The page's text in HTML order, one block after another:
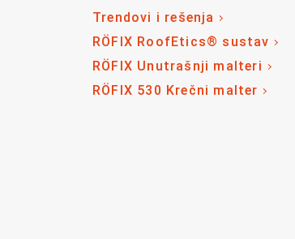
Trendovi i rešenja
RÖFIX RoofEtics® sustav
RÖFIX Unutrašnji malteri
RÖFIX 530 Krečni malter